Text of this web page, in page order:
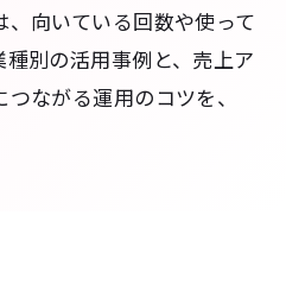
向いている回数や使って
別の活用事例と、売上ア
ながる運用のコツを、